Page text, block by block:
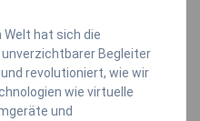
Welt hat sich die
unverzichtbarer Begleiter
revolutioniert, wie wir
wie virtuelle
und